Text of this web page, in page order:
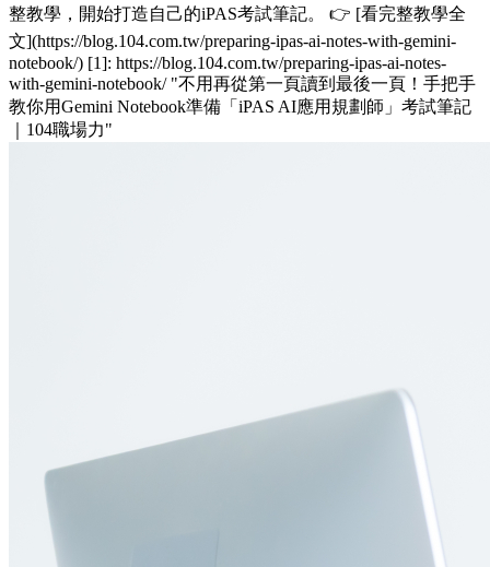
整教學，開始打造自己的iPAS考試筆記。 👉 [看完整教學全
文](https://blog.104.com.tw/preparing-ipas-ai-notes-with-gemini-
notebook/) [1]: https://blog.104.com.tw/preparing-ipas-ai-notes-
with-gemini-notebook/ "不用再從第一頁讀到最後一頁！手把手
教你用Gemini Notebook準備「iPAS AI應用規劃師」考試筆記
｜104職場力"